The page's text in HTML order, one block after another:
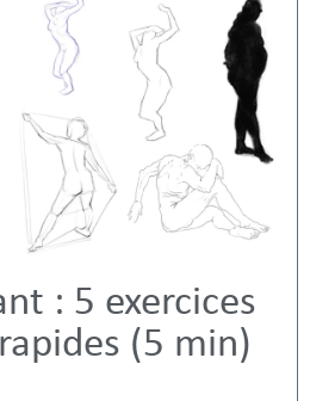
: 5 exercices
(5 min)